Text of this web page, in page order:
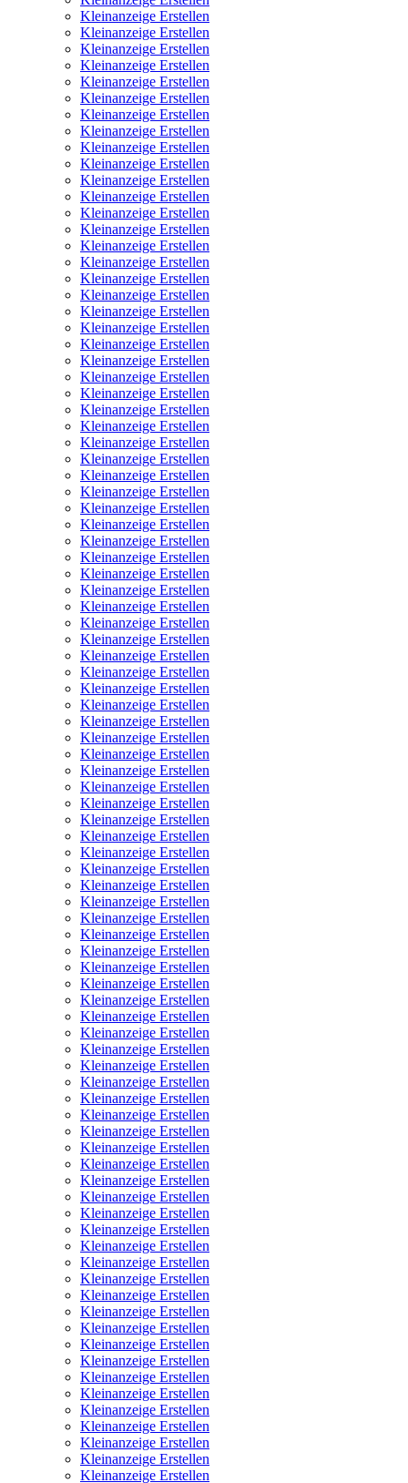
Kleinanzeige Erstellen
Kleinanzeige Erstellen
Kleinanzeige Erstellen
Kleinanzeige Erstellen
Kleinanzeige Erstellen
Kleinanzeige Erstellen
Kleinanzeige Erstellen
Kleinanzeige Erstellen
Kleinanzeige Erstellen
Kleinanzeige Erstellen
Kleinanzeige Erstellen
Kleinanzeige Erstellen
Kleinanzeige Erstellen
Kleinanzeige Erstellen
Kleinanzeige Erstellen
Kleinanzeige Erstellen
Kleinanzeige Erstellen
Kleinanzeige Erstellen
Kleinanzeige Erstellen
Kleinanzeige Erstellen
Kleinanzeige Erstellen
Kleinanzeige Erstellen
Kleinanzeige Erstellen
Kleinanzeige Erstellen
Kleinanzeige Erstellen
Kleinanzeige Erstellen
Kleinanzeige Erstellen
Kleinanzeige Erstellen
Kleinanzeige Erstellen
Kleinanzeige Erstellen
Kleinanzeige Erstellen
Kleinanzeige Erstellen
Kleinanzeige Erstellen
Kleinanzeige Erstellen
Kleinanzeige Erstellen
Kleinanzeige Erstellen
Kleinanzeige Erstellen
Kleinanzeige Erstellen
Kleinanzeige Erstellen
Kleinanzeige Erstellen
Kleinanzeige Erstellen
Kleinanzeige Erstellen
Kleinanzeige Erstellen
Kleinanzeige Erstellen
Kleinanzeige Erstellen
Kleinanzeige Erstellen
Kleinanzeige Erstellen
Kleinanzeige Erstellen
Kleinanzeige Erstellen
Kleinanzeige Erstellen
Kleinanzeige Erstellen
Kleinanzeige Erstellen
Kleinanzeige Erstellen
Kleinanzeige Erstellen
Kleinanzeige Erstellen
Kleinanzeige Erstellen
Kleinanzeige Erstellen
Kleinanzeige Erstellen
Kleinanzeige Erstellen
Kleinanzeige Erstellen
Kleinanzeige Erstellen
Kleinanzeige Erstellen
Kleinanzeige Erstellen
Kleinanzeige Erstellen
Kleinanzeige Erstellen
Kleinanzeige Erstellen
Kleinanzeige Erstellen
Kleinanzeige Erstellen
Kleinanzeige Erstellen
Kleinanzeige Erstellen
Kleinanzeige Erstellen
Kleinanzeige Erstellen
Kleinanzeige Erstellen
Kleinanzeige Erstellen
Kleinanzeige Erstellen
Kleinanzeige Erstellen
Kleinanzeige Erstellen
Kleinanzeige Erstellen
Kleinanzeige Erstellen
Kleinanzeige Erstellen
Kleinanzeige Erstellen
Kleinanzeige Erstellen
Kleinanzeige Erstellen
Kleinanzeige Erstellen
Kleinanzeige Erstellen
Kleinanzeige Erstellen
Kleinanzeige Erstellen
Kleinanzeige Erstellen
Kleinanzeige Erstellen
Kleinanzeige Erstellen